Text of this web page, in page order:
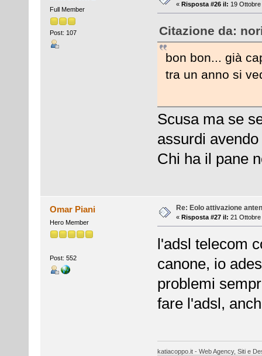
Full Member
Post: 107
« Risposta #26 il: 19
Citazione da:
bon bon... già
tra un anno si
Scusa ma se
assurdi
Chi ha il pane
Omar Piani
Hero Member
Post: 552
Re: Eolo attivazione
« Risposta #27 il: 21
l'adsl telecom
canone, io
problemi
fare l'adsl,
katiacoppo.it - Web Agency, Siti e